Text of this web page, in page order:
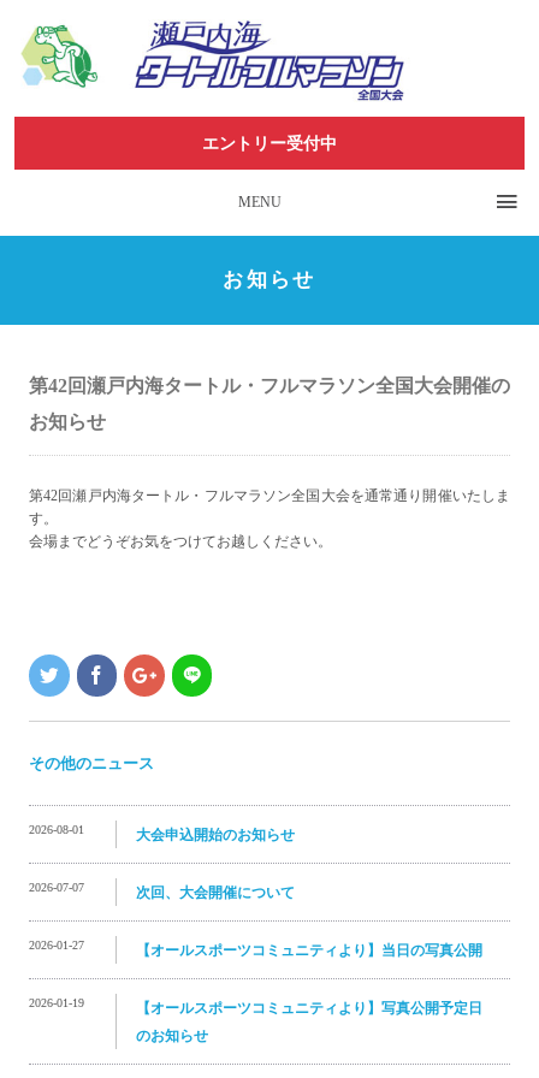
エントリー受付中
MENU
お知らせ
第42回瀬戸内海タートル・フルマラソン全国大会開催の
お知らせ
第42回瀬戸内海タートル・フルマラソン全国大会を通常通り開催いたしま
す。
会場までどうぞお気をつけてお越しください。
その他のニュース
2026-08-01 大会申込開始のお知らせ
2026-07-07 次回、大会開催について
2026-01-27 【オールスポーツコミュニティより】当日の写真公開
2026-01-19
【オールスポーツコミュニティより】写真公開予定日
のお知らせ